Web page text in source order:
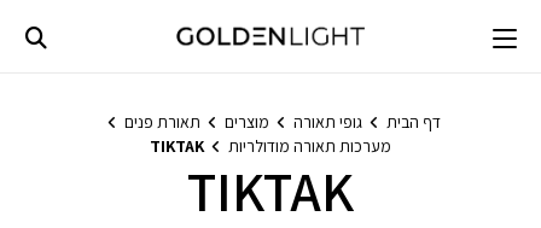
content
דף הבית גופי תאורה מוצרים
תאורת פנים
מערכות תאורה מודולריות
TIKTAK
TIKTAK